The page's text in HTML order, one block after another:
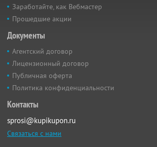
Заработайте, как Вебмастер
Прошедшие акции
Документы
Агентский договор
Лицензионный договор
Публичная оферта
Политика конфиденциальности
Контакты
sprosi@kupikupon.ru
Связаться с нами